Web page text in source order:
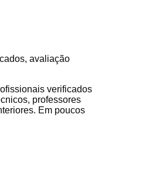
avaliação
verificados
professores
Em poucos